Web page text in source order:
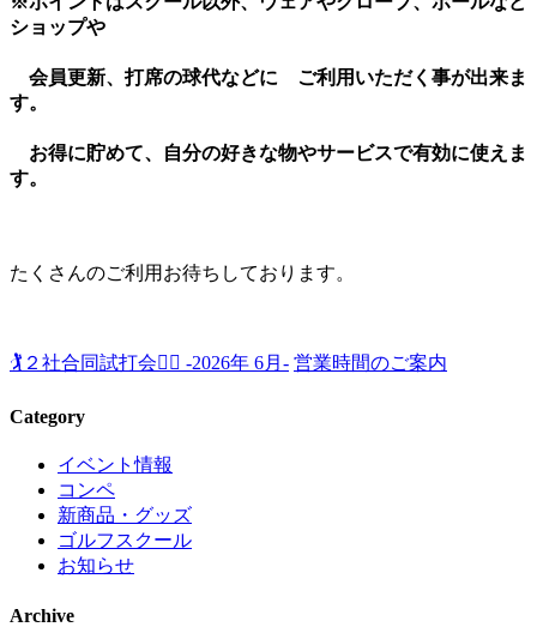
ショップや
会員更新、打席の球代などに ご利用いただく事が出来ま
す。
お得に貯めて、自分の好きな物やサービスで有効に使えま
す。
たくさんのご利用お待ちしております。
🏌️２社合同試打会🏌️‍♂️ -2026年 6月- 営業時間のご案内
Category
イベント情報
コンペ
新商品・グッズ
ゴルフスクール
お知らせ
Archive